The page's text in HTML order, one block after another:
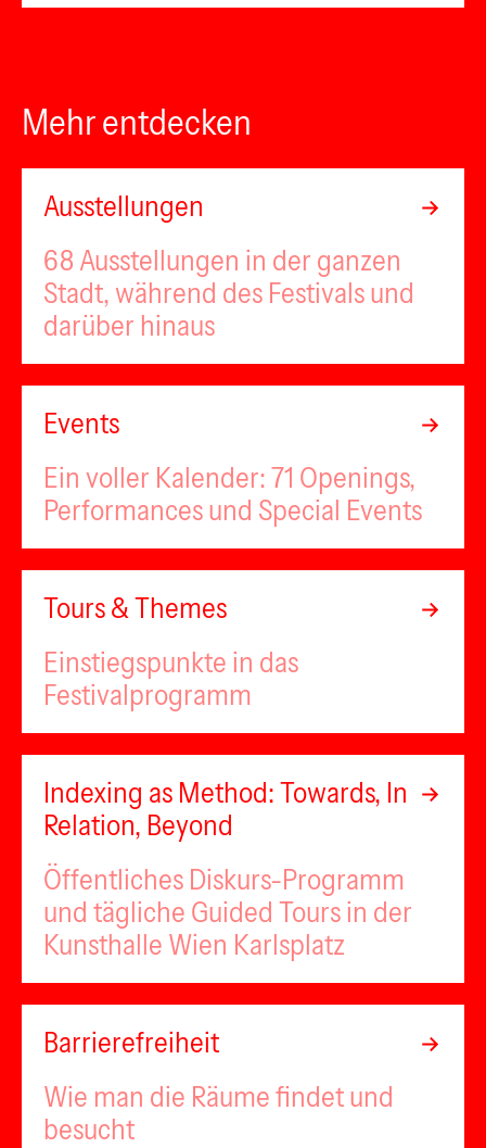
Mehr entdecken
Ausstellungen
68 Ausstellungen in der ganzen
Stadt, während des Festivals und
darüber hinaus
Events
Ein voller Kalender: 71 Openings,
Performances und Special Events
Tours & Themes
Einstiegspunkte in das
Festivalprogramm
Indexing as Method: Towards, In
Relation, Beyond
Öffentliches Diskurs-Programm
und tägliche Guided Tours in der
Kunsthalle Wien Karlsplatz
Barrierefreiheit
Wie man die Räume findet und
besucht